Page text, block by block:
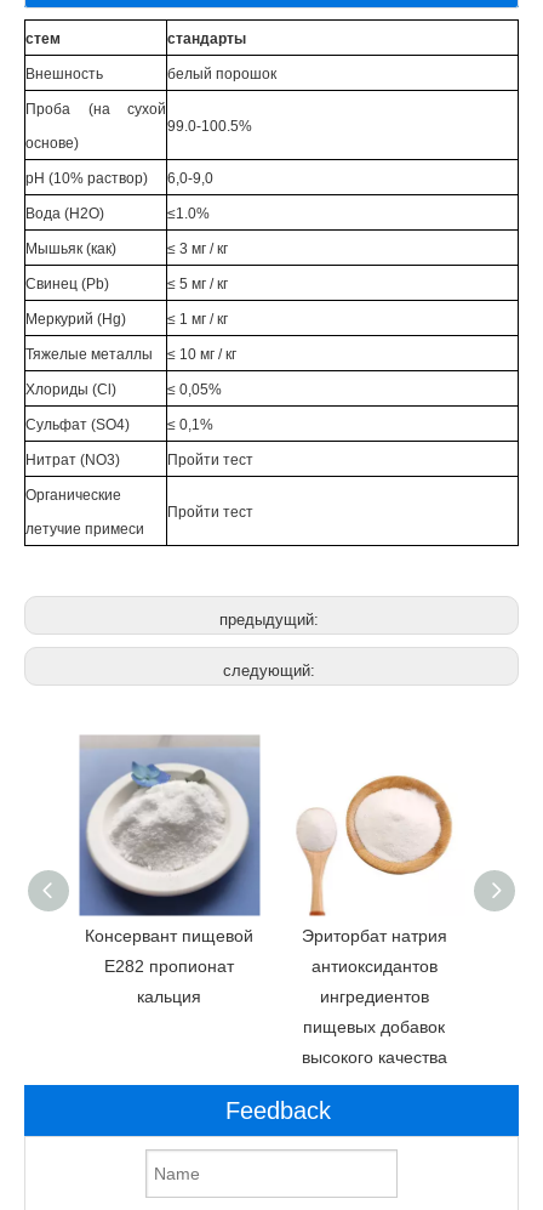
стем стандарты
Внешность белый порошок
Проба (на сухой
основе)
99.0-100.5%
pH (10% раствор) 6,0-9,0
Вода (H2O) ≤1.0%
Мышьяк (как) ≤ 3 мг / кг
Свинец (Pb) ≤ 5 мг / кг
Меркурий (Hg) ≤ 1 мг / кг
Тяжелые металлы ≤ 10 мг / кг
Хлориды (Cl) ≤ 0,05%
Сульфат (SO4) ≤ 0,1%
Нитрат (NO3) Пройти тест
Органические
летучие примеси
Пройти тест
предыдущий:
следующий:
Консервант пищевой
E282 пропионат
кальция
Эриторбат натрия
антиоксидантов
ингредиентов
пищевых добавок
высокого качества
Feedback